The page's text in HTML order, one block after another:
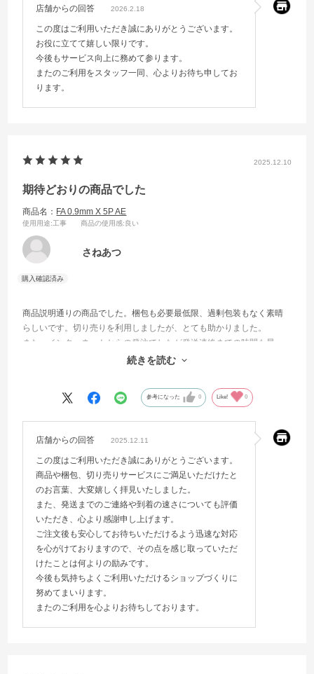
店舗からの回答 2026.2.18
この度はご利用いただき誠にありがとうございます。
お役に立てて嬉しい限りです。
今後もサービス向上に務めて参ります。
またのご利用をスタッフ一同、心よりお待ち申してお
ります。
2025.12.10
期待どおりの商品でした
商品名： FA 0.9mm X 5P AE
使用用途:工事 商品の使用感:良い
さねあつ
商品説明通りの商品でした。梱包も必要最低限、過剰包装もなく素晴
らしいです。切り売りを利用しましたが、とても助かりました。
また、インターネットからの発注でしたが発送連絡までの時間も早
く、到着も早かったです。とても力を入れているのだと感じました。
続きを読む
参考になった 0 Like! 0
店舗からの回答 2025.12.11
この度はご利用いただき誠にありがとうございます。
商品や梱包、切り売りサービスにご満足いただけたと
のお言葉、大変嬉しく拝見いたしました。
また、発送までのご連絡や到着の速さについても評価
いただき、心より感謝申し上げます。
ご注文後も安心してお待ちいただけるよう迅速な対応
を心がけておりますので、その点を感じ取っていただ
けたことは何よりの励みです。
今後も気持ちよくご利用いただけるショップづくりに
努めてまいります。
またのご利用を心よりお待ちしております。